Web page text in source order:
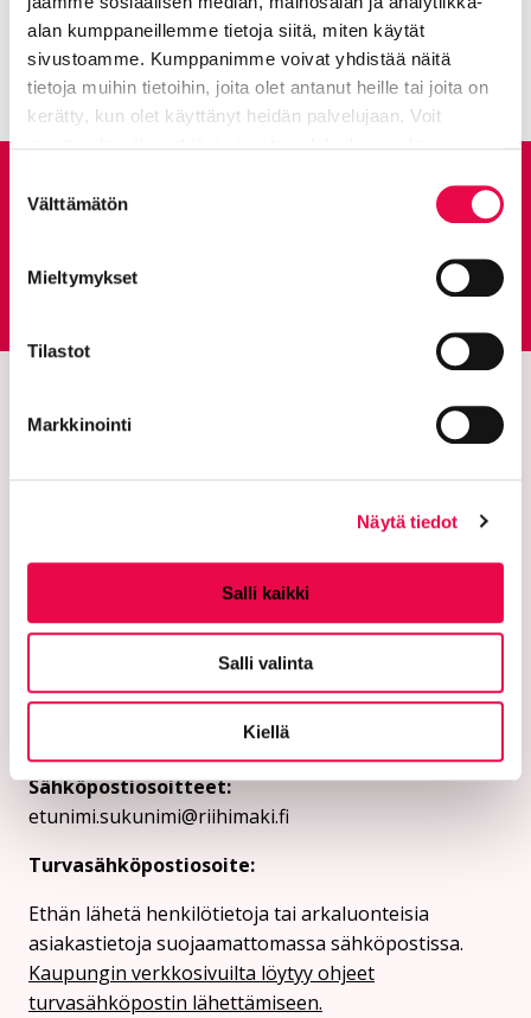
alan kumppaneillemme tietoja siitä, miten käytät
sivustoamme. Kumppanimme voivat yhdistää näitä
tietoja muihin tietoihin, joita olet antanut heille tai joita on
kerätty, kun olet käyttänyt heidän palvelujaan. Voit
valinta
Välttämätön
Mieltymykset
Tilastot
Markkinointi
Näytä tiedot
Salli kaikki
Salli valinta
Kiellä
Kaikki artikkelit: Ajankohtaista
Anna palautetta
Siirtyy ulkoiselle
PL 125 (Eteläinen Asemakatu 2)
11101 Riihimäki
Sähköpostiosoitteet:
etunimi.sukunimi@riihimaki.fi
Turvasähköpostiosoite:
Ethän lähetä henkilötietoja tai arkaluonteisia
asiakastietoja suojaamattomassa sähköpostissa.
Kaupungin verkkosivuilta löytyy ohjeet
turvasähköpostin lähettämiseen.